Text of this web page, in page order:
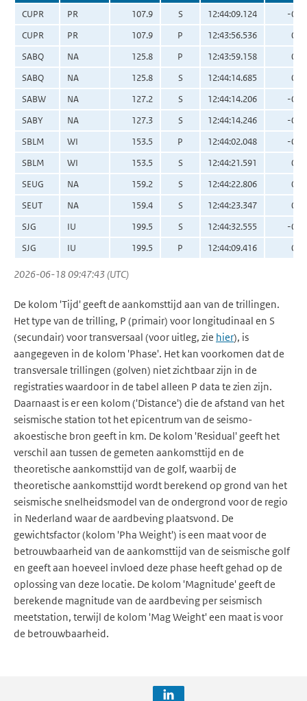
CUPR
PR 107.9 S 12:44:09.124
-0.65
CUPR
PR 107.9 P 12:43:56.536
0.31
SABQ
NA 125.8 P 12:43:59.158
0.36
SABQ
NA 125.8 S 12:44:14.685
0.27
SABW
NA 127.2 S 12:44:14.206
-0.58
SABY
NA 127.3 S 12:44:14.246
-0.56
SBLM
WI 153.5 P 12:44:02.048
-0.57
SBLM
WI 153.5 S 12:44:21.591
0.24
SEUG
NA 159.2 S 12:44:22.806
0.04
SEUT
NA 159.4 S 12:44:23.347
0.52
SJG
IU 199.5 S 12:44:32.555
-0.01
SJG
IU 199.5 P 12:44:09.416 0.62
2026-06-18 09:47:43 (UTC)
De kolom 'Tijd' geeft de aankomsttijd aan van de trillingen.
Het type van de trilling, P (primair) voor longitudinaal en S
(secundair) voor transversaal (voor uitleg, zie hier), is
aangegeven in de kolom 'Phase'. Het kan voorkomen dat de
transversale trillingen (golven) niet zichtbaar zijn in de
registraties waardoor in de tabel alleen P data te zien zijn.
Daarnaast is er een kolom ('Distance') die de afstand van het
seismische station tot het epicentrum van de seismo-
akoestische bron geeft in km. De kolom 'Residual' geeft het
verschil aan tussen de gemeten aankomsttijd en de
theoretische aankomsttijd van de golf, waarbij de
theoretische aankomsttijd wordt berekend op grond van het
seismische snelheidsmodel van de ondergrond voor de regio
in Nederland waar de aardbeving plaatsvond. De
gewichtsfactor (kolom 'Pha Weight') is een maat voor de
betrouwbaarheid van de aankomsttijd van de seismische golf
en geeft aan hoeveel invloed deze phase heeft gehad op de
oplossing van deze locatie. De kolom 'Magnitude' geeft de
berekende magnitude van de aardbeving per seismisch
meetstation, terwijl de kolom 'Mag Weight' een maat is voor
de betrouwbaarheid.